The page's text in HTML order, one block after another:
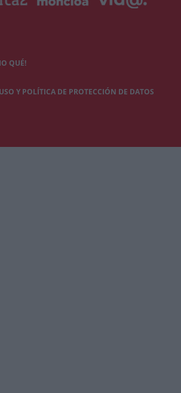
QUÉ!
Y POLÍTICA DE PROTECCIÓN DE DATOS